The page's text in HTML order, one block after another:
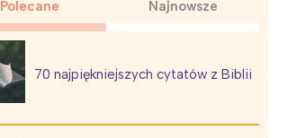
Polecane Najnowsze
70 najpiękniejszych cytatów z Biblii